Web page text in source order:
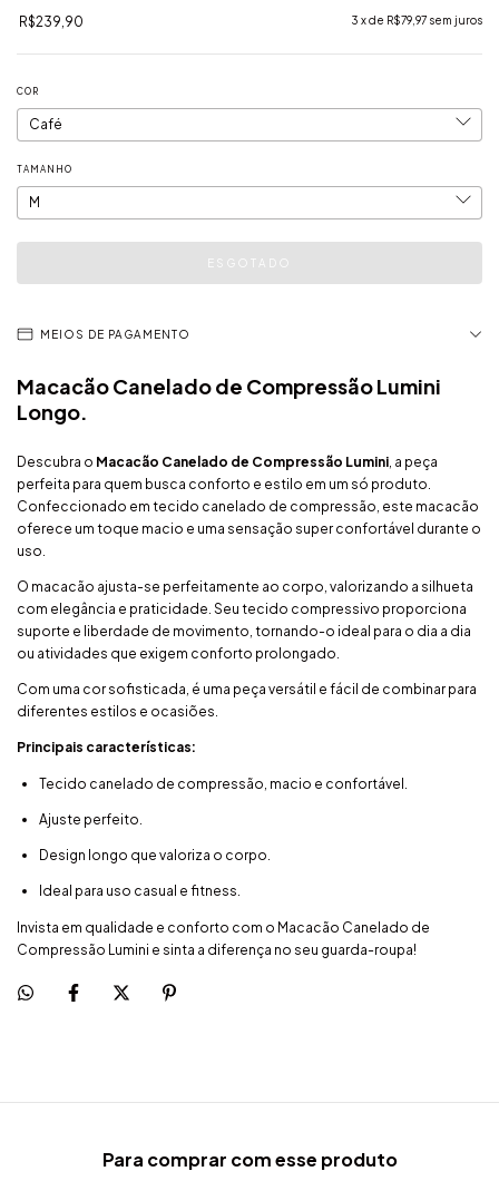
R$239,90 3 x de R$79,97 sem juros
COR
TAMANHO
MEIOS DE PAGAMENTO
Macacão Canelado de Compressão Lumini
Longo.
Descubra o Macacão Canelado de Compressão Lumini , a peça
perfeita para quem busca conforto e estilo em um só produto.
Confeccionado em tecido canelado de compressão, este macacão
oferece um toque macio e uma sensação super confortável durante o
uso.
O macacão ajusta-se perfeitamente ao corpo, valorizando a silhueta
com elegância e praticidade. Seu tecido compressivo proporciona
suporte e liberdade de movimento, tornando-o ideal para o dia a dia
ou atividades que exigem conforto prolongado.
Com uma cor sofisticada, é uma peça versátil e fácil de combinar para
diferentes estilos e ocasiões.
Principais características:
Tecido canelado de compressão, macio e confortável.
Ajuste perfeito.
Design longo que valoriza o corpo.
Ideal para uso casual e fitness.
Invista em qualidade e conforto com o Macacão Canelado de
Compressão Lumini e sinta a diferença no seu guarda-roupa!
Para comprar com esse produto